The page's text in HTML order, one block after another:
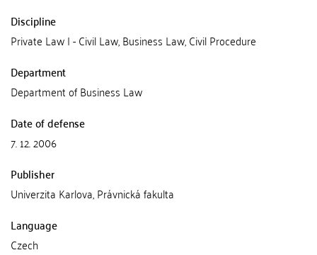
Discipline
Private Law I - Civil Law, Business Law, Civil Procedure
Department
Department of Business Law
Date of defense
7. 12. 2006
Publisher
Univerzita Karlova, Právnická fakulta
Language
Czech